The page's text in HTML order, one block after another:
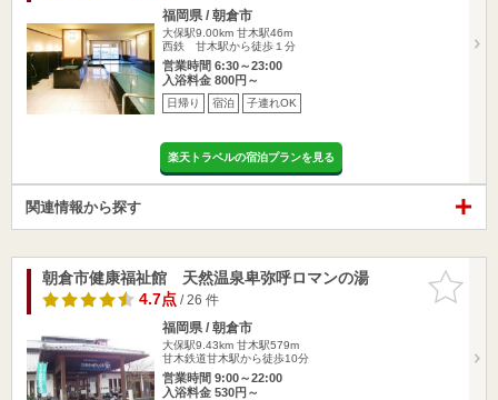
福岡県 / 朝倉市
大保駅9.00km 甘木駅46m
西鉄 甘木駅から徒歩１分
営業時間 6:30～23:00
入浴料金 800円～
日帰り 宿泊 子連れOK
楽天トラベルの宿泊プランを見る
関連情報から探す
お気に入
りに追加
朝倉市健康福祉館 天然温泉卑弥呼ロマンの湯
4.7点/ 26 件
福岡県 / 朝倉市
大保駅9.43km 甘木駅579m
甘木鉄道甘木駅から徒歩10分
営業時間 9:00～22:00
入浴料金 530円～